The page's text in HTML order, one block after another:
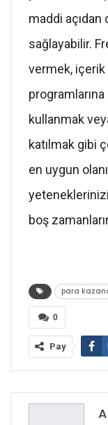
maddi açıdan
sağlayabilir.
vermek, içerik
kullanmak
katılmak gibi
en uygun
yeteneklerinizi
boş
para
0
Pay